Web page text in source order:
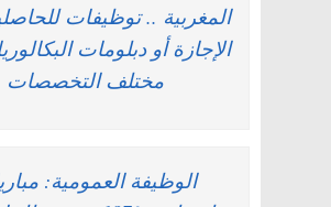
المغربية .. توظيفات
مختلف التخصصات
الوظيفة العمومية: